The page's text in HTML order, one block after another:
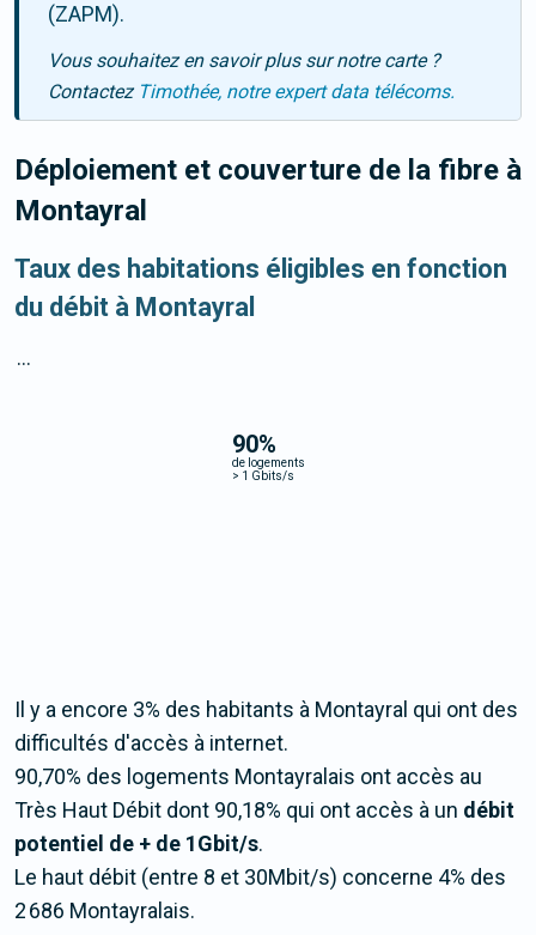
(ZAPM).
Vous souhaitez en savoir plus sur notre carte ?
Contactez Timothée, notre expert data télécoms.
Déploiement et couverture de la fibre à
Montayral
Taux des habitations éligibles en fonction
du débit à Montayral
90%
de logements
> 1 Gbits/s
...
Il y a encore 3% des habitants à Montayral qui ont des
difficultés d'accès à internet.
90,70% des logements Montayralais ont accès au
Très Haut Débit dont 90,18% qui ont accès à un débit
potentiel de + de 1Gbit/s.
Le haut débit (entre 8 et 30Mbit/s) concerne 4% des
2 686 Montayralais.